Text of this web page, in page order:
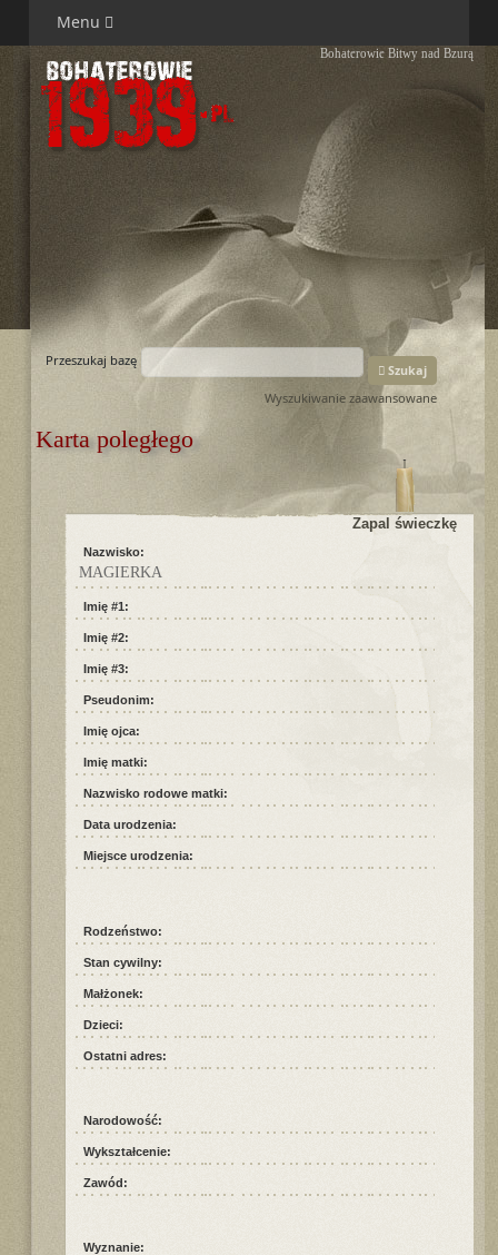
Menu
Bohaterowie Bitwy nad Bzurą
Przeszukaj bazę
Szukaj
Wyszukiwanie zaawansowane
Karta poległego
Zapal świeczkę
Nazwisko:
MAGIERKA
Imię #1:
Imię #2:
Imię #3:
Pseudonim:
Imię ojca:
Imię matki:
Nazwisko rodowe matki:
Data urodzenia:
Miejsce urodzenia:
Rodzeństwo:
Stan cywilny:
Małżonek:
Dzieci:
Ostatni adres:
Narodowość:
Wykształcenie:
Zawód:
Wyznanie: